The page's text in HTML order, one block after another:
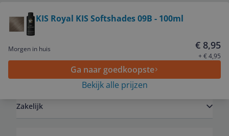
KIS Royal KIS Softshades 09B - 100ml
Morgen in huis € 8,95
+ € 4,95
Ga naar goedkoopste
Bekijk alle prijzen
Service
Zakelijk